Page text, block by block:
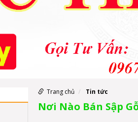
Trang chủ Tin tức
Nơi Nào Bán Sập